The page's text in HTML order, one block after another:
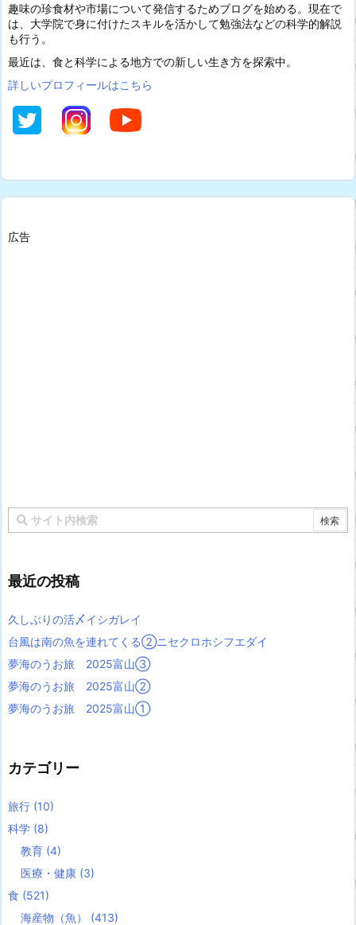
趣味の珍食材や市場について発信するためブログを始める。現在で
は、大学院で身に付けたスキルを活かして勉強法などの科学的解説
も行う。
最近は、食と科学による地方での新しい生き方を探索中。
詳しいプロフィールはこちら
広告
最近の投稿
久しぶりの活〆イシガレイ
台風は南の魚を連れてくる②ニセクロホシフエダイ
夢海のうお旅 2025富山③
夢海のうお旅 2025富山②
夢海のうお旅 2025富山①
カテゴリー
旅行 (10)
科学 (8)
教育 (4)
医療・健康 (3)
食 (521)
海産物（魚） (413)